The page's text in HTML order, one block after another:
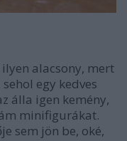
alacsony, mert
egy kedves
álla igen kemény,
minifigurákat.
sem jön be, oké,